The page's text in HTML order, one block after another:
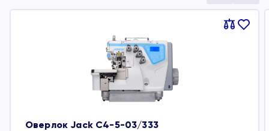
Порівняти
В
Оверлок Jack C4-5-03/333